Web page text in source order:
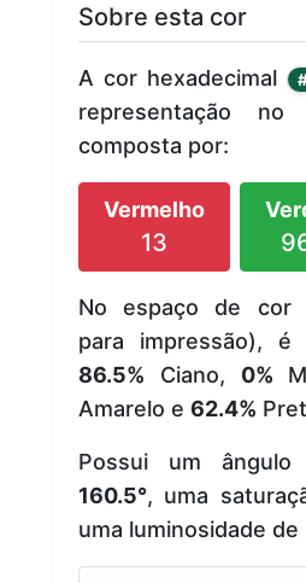
Sobre esta cor
A cor hexadecimal
representação
composta por:
Vermelho
13
No espaço de cor
para impressão), é
86.5% Ciano, 0%
Amarelo e 62.4%
Possui um
160.5°, uma
uma luminosidade de